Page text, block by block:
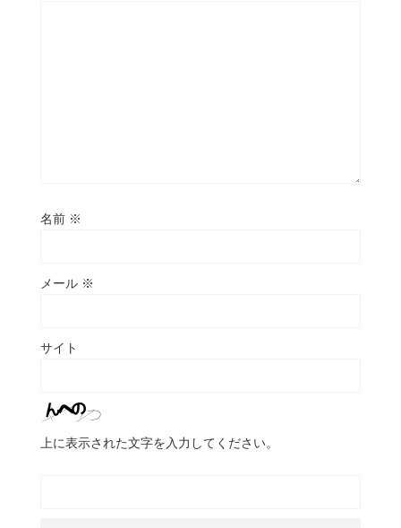
名前 ※
メール ※
サイト
上に表示された文字を入力してください。